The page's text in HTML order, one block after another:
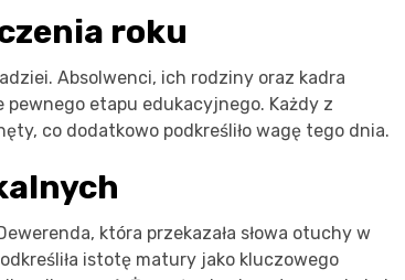
roku
Absolwenci, ich rodziny oraz kadra
etapu edukacyjnego. Każdy z
co dodatkowo podkreśliło wagę tego dnia.
która przekazała słowa otuchy w
istotę matury jako kluczowego